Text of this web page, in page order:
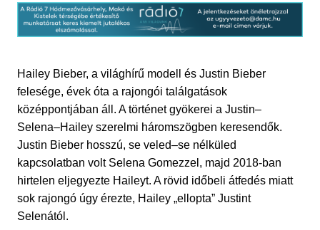
Hailey Bieber, a világhírű modell és Justin Bieber
felesége, évek óta a rajongói találgatások
középpontjában áll. A történet gyökerei a Justin–
Selena–Hailey szerelmi háromszögben keresendők.
Justin Bieber hosszú, se veled–se nélküled
kapcsolatban volt Selena Gomezzel, majd 2018-ban
hirtelen eljegyezte Haileyt. A rövid időbeli átfedés miatt
sok rajongó úgy érezte, Hailey „ellopta” Justint
Selenától.